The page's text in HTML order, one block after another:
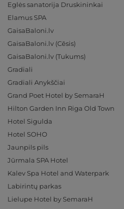
Eglės sanatorija Druskininkai
Elamus SPA
GaisaBaloni.lv
GaisaBaloni.lv (Cēsis)
GaisaBaloni.lv (Tukums)
Gradiali
Gradiali Anykščiai
Grand Poet Hotel by SemaraH
Hilton Garden Inn Riga Old Town
Hotel Sigulda
Hotel SOHO
Jaunpils pils
Jūrmala SPA Hotel
Kalev Spa Hotel and Waterpark
Labirintų parkas
Lielupe Hotel by SemaraH